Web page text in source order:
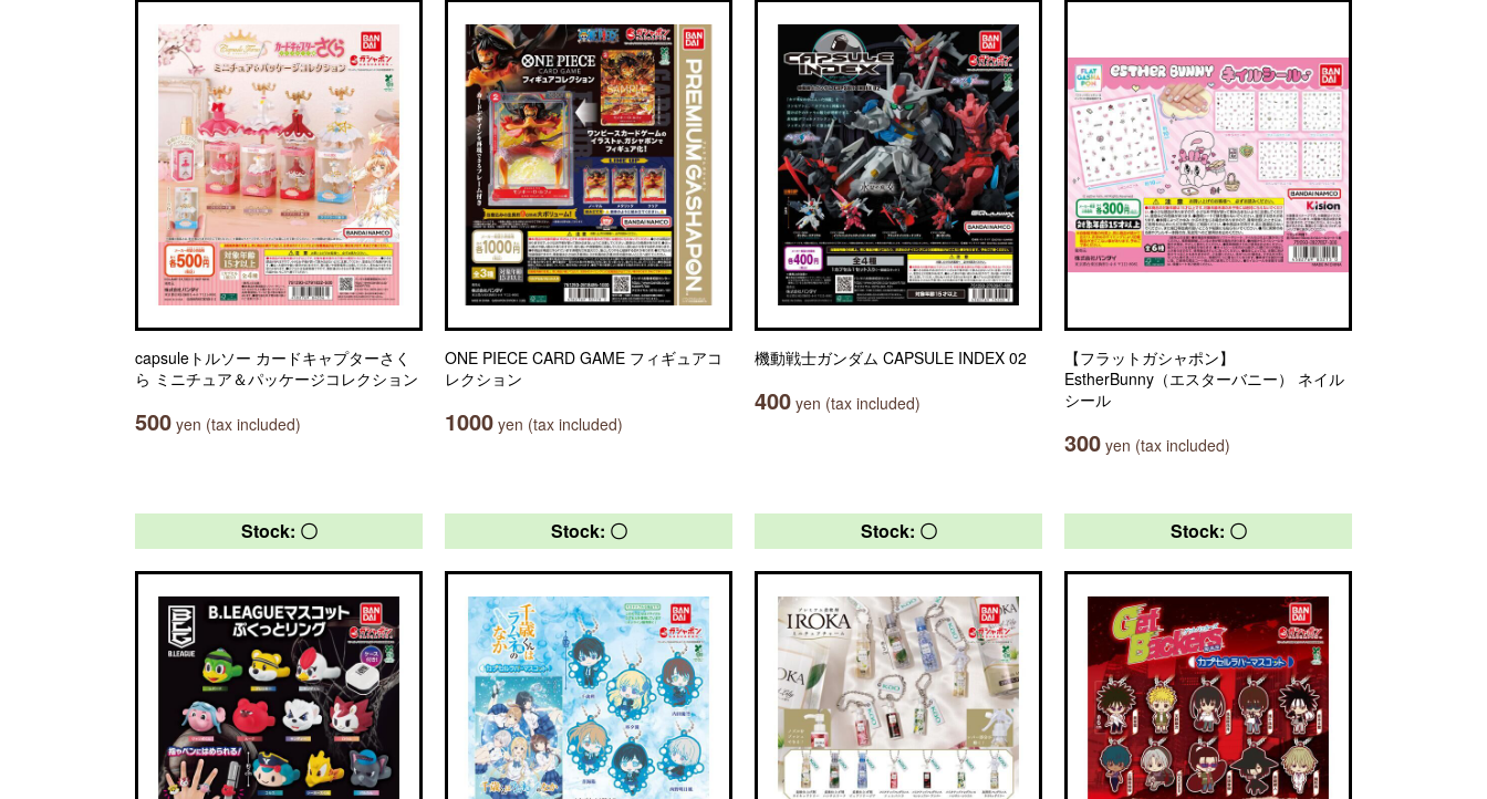
capsuleトルソー カードキャプターさく
ら ミニチュア＆パッケージコレクション
500 yen (tax included)
ONE PIECE CARD GAME フィギュアコ
レクション
1000 yen (tax included)
機動戦士ガンダム CAPSULE INDEX 02
400 yen (tax included)
【フラットガシャポン】
EstherBunny（エスターバニー） ネイル
シール
300 yen (tax included)
Stock: 〇 Stock: 〇 Stock: 〇 Stock: 〇